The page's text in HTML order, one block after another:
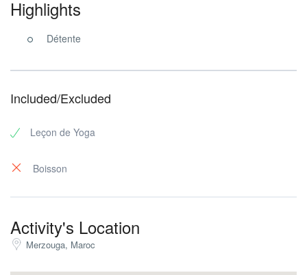
Highlights
Détente
Included/Excluded
Leçon de Yoga
Boisson
Activity's Location
Merzouga, Maroc